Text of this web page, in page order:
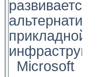
развивается
альтернатива
прикладной
инфраструктуре
Microsoft